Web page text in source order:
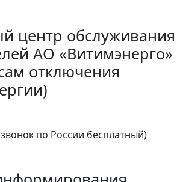
центр обслуживания
АО «Витимэнерго»
отключения
по России бесплатный)